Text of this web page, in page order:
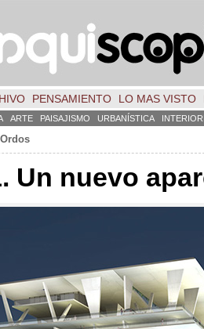
PENSAMIENTO LO MAS VISTO
ARTE PAISAJISMO URBANÍSTICA
Un nuevo